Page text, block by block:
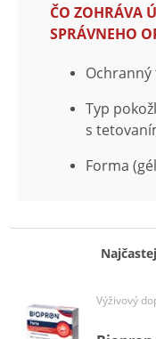
ČO ZOHRÁVA
SPRÁVNEHO
Ochranný
Typ
s
Forma
Výživový